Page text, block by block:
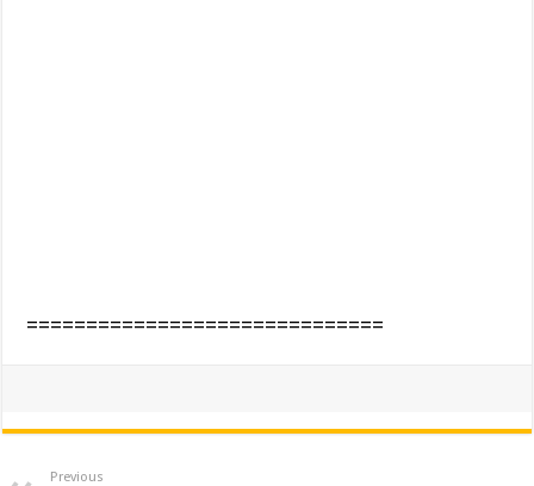
==============================
Previous